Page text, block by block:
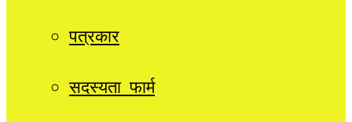
पत्रकार
सदस्यता फार्म